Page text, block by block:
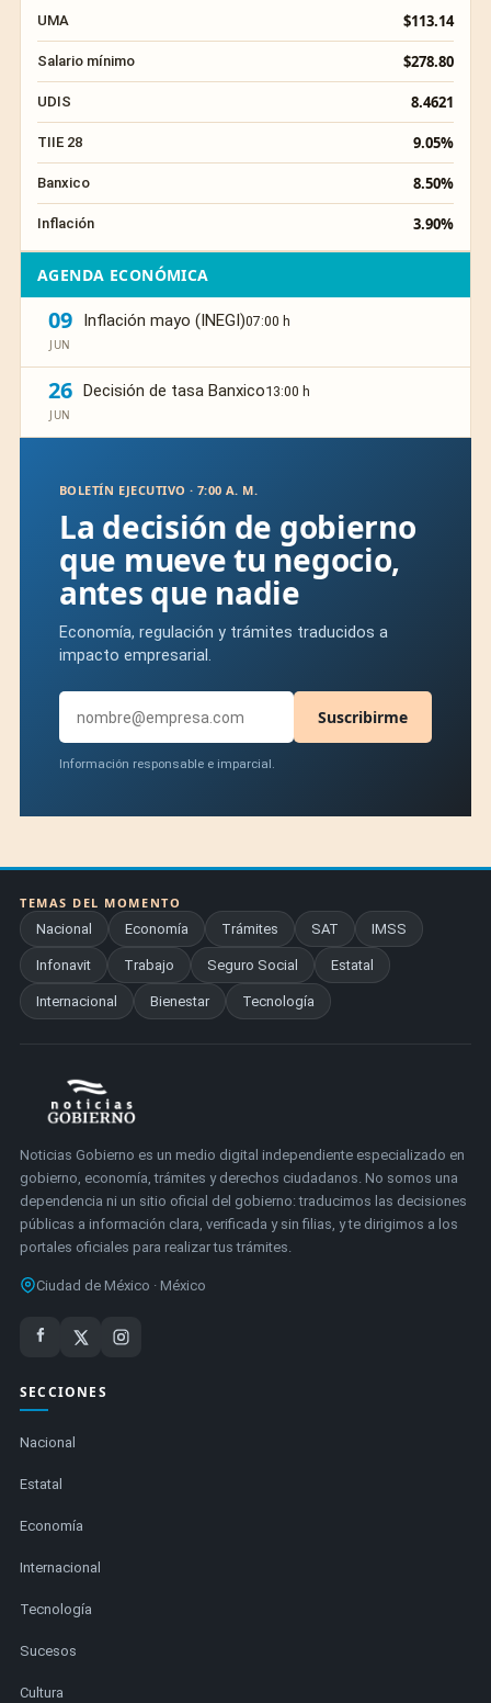
UMA $113.14
Salario mínimo $278.80
UDIS 8.4621
TIIE 28 9.05%
Banxico 8.50%
Inflación 3.90%
AGENDA ECONÓMICA
09
JUN
Inflación mayo (INEGI)07:00 h
26
JUN
Decisión de tasa Banxico13:00 h
BOLETÍN EJECUTIVO · 7:00 A. M.
La decisión de gobierno
que mueve tu negocio,
antes que nadie
Economía, regulación y trámites traducidos a
impacto empresarial.
Suscribirme
Información responsable e imparcial.
TEMAS DEL MOMENTO
Nacional
Economía Trámites SAT IMSS
Infonavit Trabajo Seguro Social Estatal
Internacional Bienestar Tecnología
Noticias Gobierno es un medio digital independiente especializado en
gobierno, economía, trámites y derechos ciudadanos. No somos una
dependencia ni un sitio oficial del gobierno: traducimos las decisiones
públicas a información clara, verificada y sin filias, y te dirigimos a los
portales oficiales para realizar tus trámites.
Ciudad de México · México
SECCIONES
Nacional
Estatal
Economía
Internacional
Tecnología
Sucesos
Cultura